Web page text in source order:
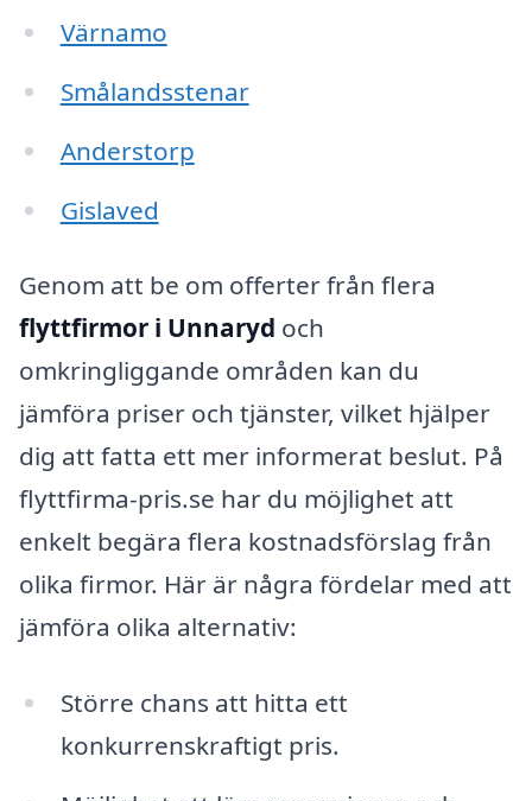
Värnamo
Smålandsstenar
Anderstorp
Gislaved
Genom att be om offerter från flera
flyttfirmor i Unnaryd och
omkringliggande områden kan du
jämföra priser och tjänster, vilket hjälper
dig att fatta ett mer informerat beslut. På
flyttfirma-pris.se har du möjlighet att
enkelt begära flera kostnadsförslag från
olika firmor. Här är några fördelar med att
jämföra olika alternativ:
Större chans att hitta ett
konkurrenskraftigt pris.